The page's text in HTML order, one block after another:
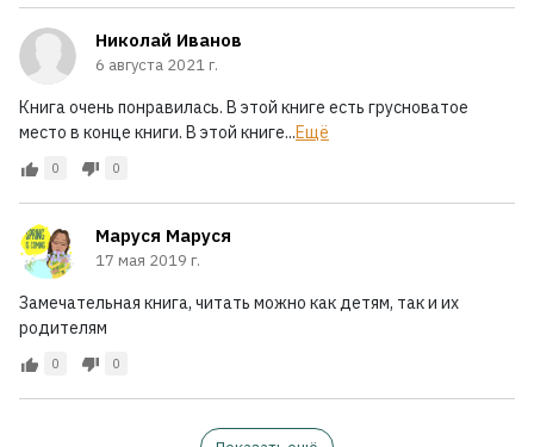
Николай Иванов
6 августа 2021 г.
Книга очень понравилась. В этой книге есть грусноватое
место в конце книги. В этой книге...Ещё
0 0
Маруся Маруся
17 мая 2019 г.
Замечательная книга, читать можно как детям, так и их
родителям
0 0